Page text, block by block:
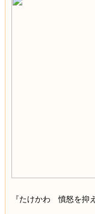
『たけかわ 憤怒を抑